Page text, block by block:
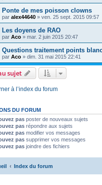
Ponte de mes poisson clowns
par alex44640 » ven. 25 sept. 2015 09:57
Les doyens de RAO
par Aco » mar. 2 juin 2015 20:47
Questions traitement points
par Aco » dim. 31 mai 2015 22:41
sujet
à l’index du forum
DU FORUM
pas poster de nouveaux sujets
pas répondre aux sujets
pas modifier vos messages
pas supprimer vos messages
pas joindre des fichiers
Index du forum